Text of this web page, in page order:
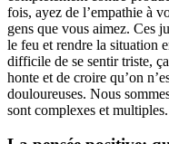
fois, ayez de l’empathie à
gens que vous aimez. Ces
le feu et rendre la situation
difficile de se sentir triste,
honte et de croire qu’on
douloureuses. Nous
sont complexes et